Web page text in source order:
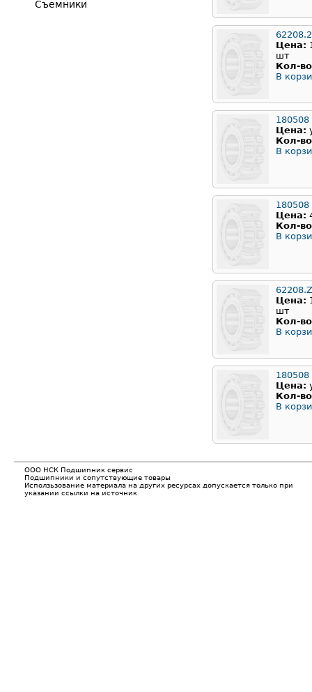
Цена:
шт
Кол-
В
180508
Цена:
Кол-
В
180508
Цена:
Кол-
В
Цена:
шт
Кол-
В
180508
Цена:
Кол-
В
Съемники
ООО НСК Подшипник сервис
Подшипники и сопутствующие товары
Исползьзование материала на других ресурсах допускается только при
указании ссылки на источник